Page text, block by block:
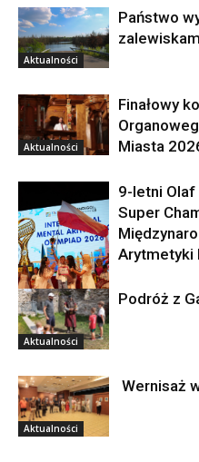
Aktualności
Państwo
Aktualności
Finałowy
Miasta
Aktualności
9-letni Olaf
Super
Arytmetyki
Aktualności
Podróż z
Aktualności
Wernisaż